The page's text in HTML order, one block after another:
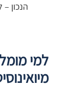
הנכון
למי